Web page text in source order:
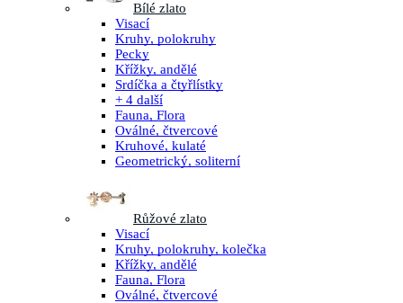
Bílé zlato
Visací
Kruhy, polokruhy
Pecky
Křížky, andělé
Srdíčka a čtyřlístky
+ 4 další
Fauna, Flora
Oválné, čtvercové
Kruhové, kulaté
Geometrický, soliterní
Růžové zlato
Visací
Kruhy, polokruhy, kolečka
Křížky, andělé
Fauna, Flora
Oválné, čtvercové